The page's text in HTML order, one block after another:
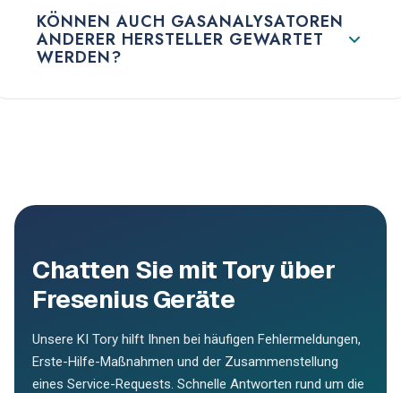
KÖNNEN AUCH GASANALYSATOREN
ANDERER HERSTELLER GEWARTET
WERDEN?
Chatten Sie mit Tory über
Fresenius Geräte
Unsere KI Tory hilft Ihnen bei häufigen Fehlermeldungen,
Erste-Hilfe-Maßnahmen und der Zusammenstellung
eines Service-Requests. Schnelle Antworten rund um die